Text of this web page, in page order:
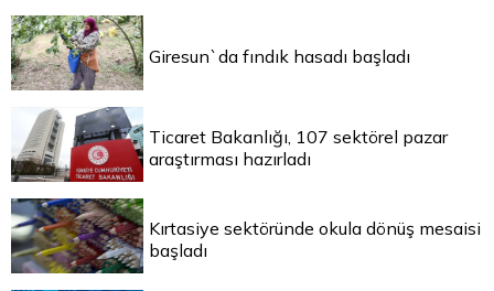
Giresun`da fındık hasadı başladı
Ticaret Bakanlığı, 107 sektörel pazar
araştırması hazırladı
Kırtasiye sektöründe okula dönüş mesaisi
başladı